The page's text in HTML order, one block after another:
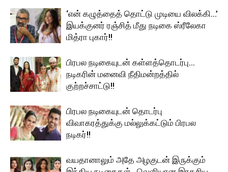
‘என் கழுத்தைத் தொட்டு முடியை விலக்கி…’
இயக்குனர் ரஞ்சித் மீது நடிகை ஸ்ரீலேகா
மித்ரா புகார்!!
பிரபல நடிகையுடன் கள்ளத்தொடர்பு…
நடிகரின் மனைவி நீதிமன்றத்தில்
குற்றச்சாட்டு!!
பிரபல நடிகையுடன் தொடர்பு
விவாகரத்துக்கு மல்லுக்கட்டும் பிரபல
நடிகர்!!
வயதானாலும் அதே அழகுடன் இருக்கும்